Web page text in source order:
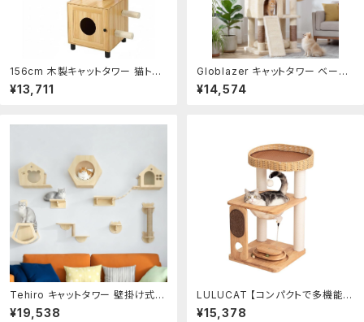
156cm 木製キャットタワー 猫トイ
レ収納付き 大型猫用 多頭飼い対
応 ハンモック・爪とぎ おしゃれベ
¥13,711
Globlazer キャットタワー ベージ
ュ 大型猫用 頑丈 タイプ 多頭飼い
2つキャットハウス 取り外し可能な
6つ天然麻紐爪とぎポール 猫のお
¥14,574
Tehiro キャットタワー 壁掛け式
木製 天然素材 DIY 猫家具 吊り橋
付き キャットウォールファニチャー
¥19,538
LULUCAT 【コンパクトで多機能】
キャットタワー 木製 据え置き 宇宙
船 省スペース 小型 高さ81cm 猫
¥15,378